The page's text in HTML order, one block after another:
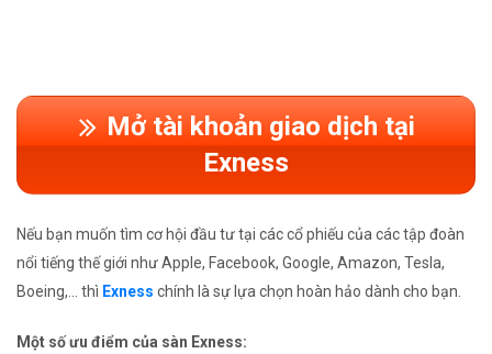
Mở tài khoản giao dịch tại
Exness
Nếu bạn muốn tìm cơ hội đầu tư tại các cổ phiếu của các tập đoàn
nổi tiếng thế giới như Apple, Facebook, Google, Amazon, Tesla,
Boeing,... thì Exness chính là sự lựa chọn hoàn hảo dành cho bạn.
Một số ưu điểm của sàn Exness: